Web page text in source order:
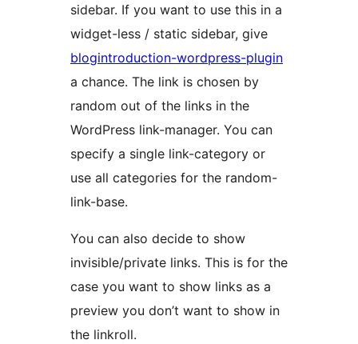
sidebar. If you want to use this in a
widget-less / static sidebar, give
blogintroduction-wordpress-plugin
a chance. The link is chosen by
random out of the links in the
WordPress link-manager. You can
specify a single link-category or
use all categories for the random-
link-base.
You can also decide to show
invisible/private links. This is for the
case you want to show links as a
preview you don’t want to show in
the linkroll.